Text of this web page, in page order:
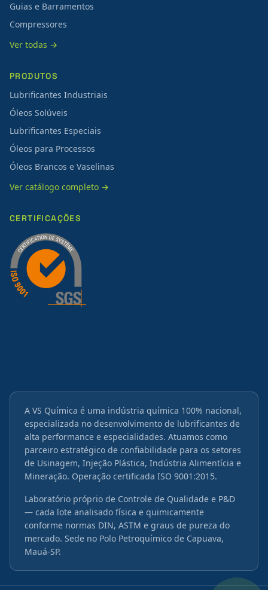
Guias e Barramentos
Compressores
Ver todas →
PRODUTOS
Lubrificantes Industriais
Óleos Solúveis
Lubrificantes Especiais
Óleos para Processos
Óleos Brancos e Vaselinas
Ver catálogo completo →
CERTIFICAÇÕES
A VS Química é uma indústria química 100% nacional,
especializada no desenvolvimento de lubrificantes de
alta performance e especialidades. Atuamos como
parceiro estratégico de confiabilidade para os setores
de Usinagem, Injeção Plástica, Indústria Alimentícia e
Mineração. Operação certificada ISO 9001:2015.
Laboratório próprio de Controle de Qualidade e P&D
— cada lote analisado física e quimicamente
conforme normas DIN, ASTM e graus de pureza do
mercado. Sede no Polo Petroquímico de Capuava,
Mauá-SP.